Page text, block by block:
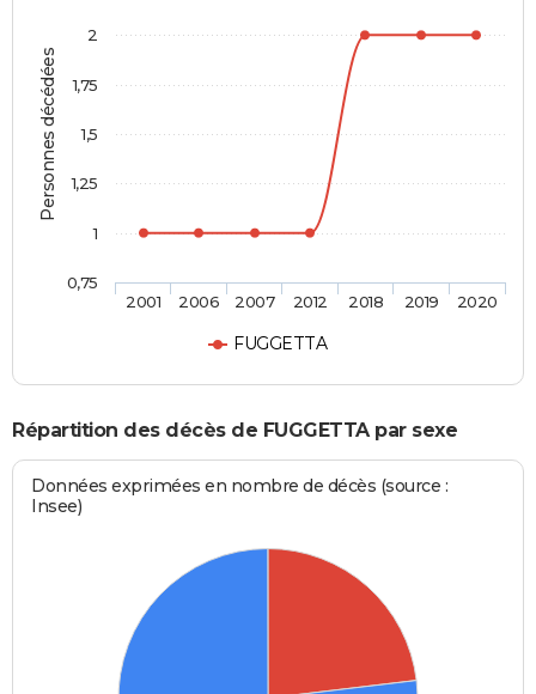
Personnes décédées
FUGGETTA
2001 2006 2007 2012 2018 2019 2020
0,75
1
1,25
1,5
1,75
2
Répartition des décès de FUGGETTA par sexe
Données exprimées en nombre de décès (source :
Insee)